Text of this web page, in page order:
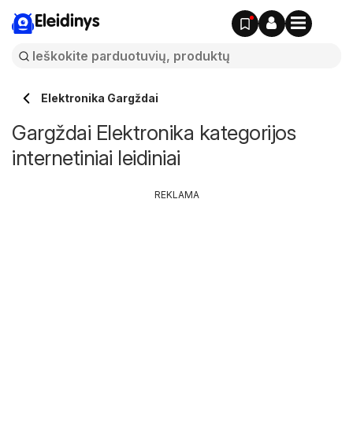
Eleidinys
Elektronika Gargždai
Gargždai Elektronika kategorijos
internetiniai leidiniai
REKLAMA